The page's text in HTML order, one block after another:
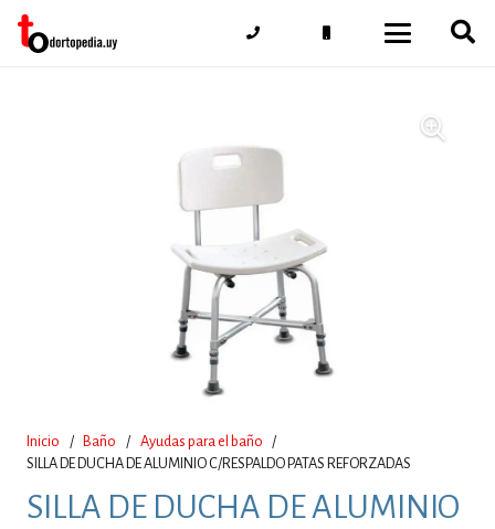
Inicio / Baño / Ayudas para el baño
/
SILLA DE DUCHA DE ALUMINIO C/RESPALDO PATAS REFORZADAS
SILLA DE DUCHA DE ALUMINIO